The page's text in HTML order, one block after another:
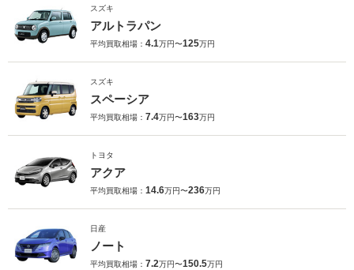
スズキ
アルトラパン
平均買取相場： 4.1万円〜125万円
スズキ
スペーシア
平均買取相場： 7.4万円〜163万円
トヨタ
アクア
平均買取相場： 14.6万円〜236万円
日産
ノート
平均買取相場： 7.2万円〜150.5万円